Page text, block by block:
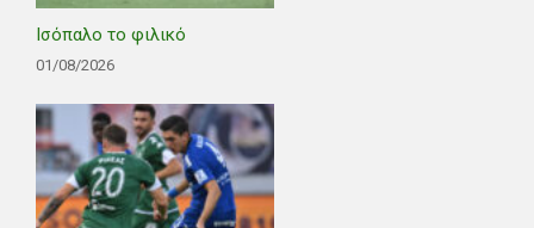
Ισόπαλο το φιλικό
01/08/2026